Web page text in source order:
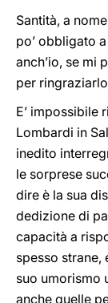
Santità, a
po’ obbligato
anch’io, se mi
per
E’ impossibile
Lombardi in
inedito
le sorprese
dire è la sua
dedizione di
capacità a
spesso strane,
suo umorismo
anche quelle